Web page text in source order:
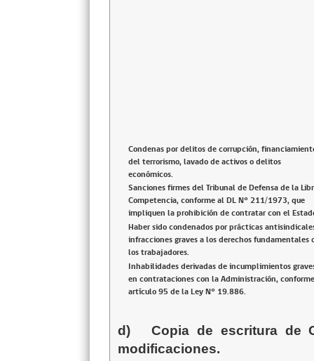
Condenas por delitos de corrupción,
del terrorismo, lavado de activos o delitos
económicos.
Sanciones firmes del Tribunal de Defensa de la
Competencia, conforme al DL N° 211/1973, que
impliquen la prohibición de contratar con el
Haber sido condenados por prácticas
infracciones graves a los derechos fundamentales
los trabajadores.
Inhabilidades derivadas de incumplimientos
en contrataciones con la Administración,
artículo 95 de la Ley N° 19.886.
d)
Copia de escritura de
modificaciones.